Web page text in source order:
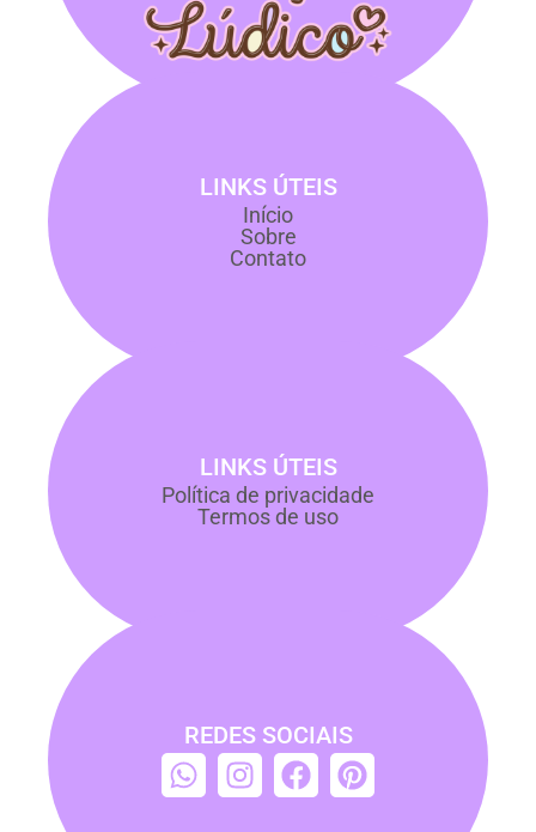
LINKS ÚTEIS
Início
Sobre
Contato
LINKS ÚTEIS
Política de privacidade
Termos de uso
REDES SOCIAIS